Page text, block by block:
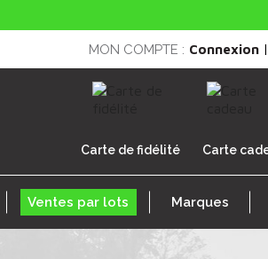
MON COMPTE : Connexion |
Carte de fidélité Carte
Ventes par lots Marques